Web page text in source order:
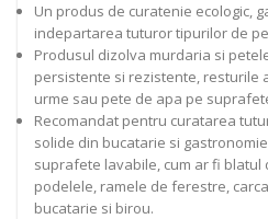
Un produs de curatenie ecologic,
indepartarea tuturor tipurilor de
Produsul dizolva murdaria si
persistente si rezistente, resturile
urme sau pete de apa pe
Recomandat pentru curatarea
solide din bucatarie si
suprafete lavabile, cum ar fi blatul
podelele, ramele de ferestre,
bucatarie si birou.